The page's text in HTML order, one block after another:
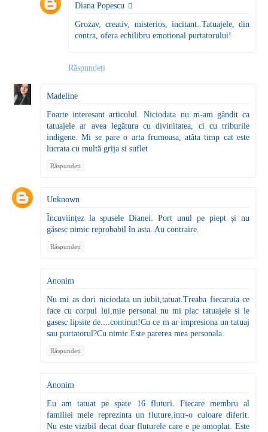
Diana Popescu
Grozav, creativ, misterios, incitant..Tatuajele, din
contra, ofera echilibru emotional purtatorului!
Răspundeți
Madeline
Foarte interesant articolul. Niciodata nu m-am gândit ca
tatuajele ar avea legătura cu divinitatea, ci cu triburile
indigene. Mi se pare o arta frumoasa, atâta timp cat este
lucrata cu multă grija si suflet
Răspundeți
Unknown
Încuviințez la spusele Dianei. Port unul pe piept și nu
găsesc nimic reprobabil în asta. Au contraire.
Răspundeți
Anonim
Nu mi as dori niciodata un iubit,tatuat.Treaba fiecaruia ce
face cu corpul lui,mie personal nu mi plac tatuajele si le
gasesc lipsite de....continut!Cu ce m ar impresiona un tatuaj
sau purtatorul?Cu nimic.Este parerea mea personala.
Răspundeți
Anonim
Eu am tatuat pe spate 16 fluturi. Fiecare membru al
familiei mele reprezinta un fluture,intr-o culoare diferit.
Nu este vizibil decat doar fluturele care e pe omoplat. Este